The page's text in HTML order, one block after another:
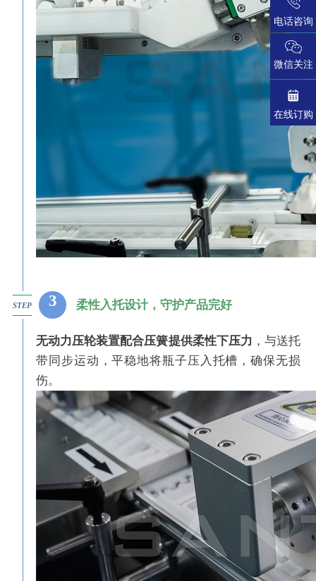
STEP 3 柔性入托设计，守护产品完好
无动力压轮装置配合压簧提供柔性下压力 ，与送托
带同步运动，平稳地将瓶子压入托槽，确保无损
伤。
电话咨询
微信关注
在线订购